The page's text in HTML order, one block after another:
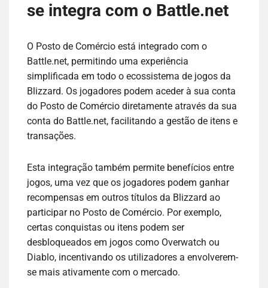
se integra com o Battle.net
O Posto de Comércio está integrado com o
Battle.net, permitindo uma experiência
simplificada em todo o ecossistema de jogos da
Blizzard. Os jogadores podem aceder à sua conta
do Posto de Comércio diretamente através da sua
conta do Battle.net, facilitando a gestão de itens e
transações.
Esta integração também permite benefícios entre
jogos, uma vez que os jogadores podem ganhar
recompensas em outros títulos da Blizzard ao
participar no Posto de Comércio. Por exemplo,
certas conquistas ou itens podem ser
desbloqueados em jogos como Overwatch ou
Diablo, incentivando os utilizadores a envolverem-
se mais ativamente com o mercado.